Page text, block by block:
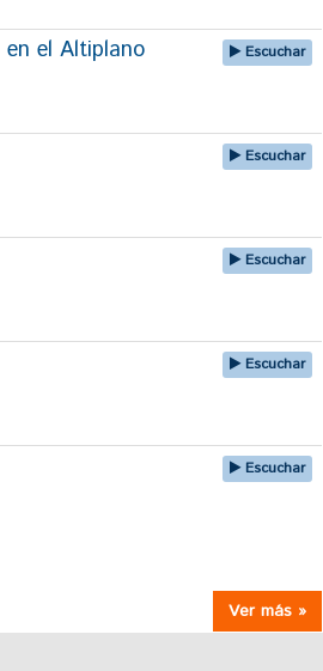
en el Altiplano Escuchar
Escuchar
Escuchar
Escuchar
Escuchar
Ver más »